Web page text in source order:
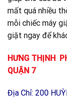
mất quá nhiều
mỗi chiếc máy
giặt ngay để
HƯNG THỊNH
QUẬN 7
Địa Chỉ: 200